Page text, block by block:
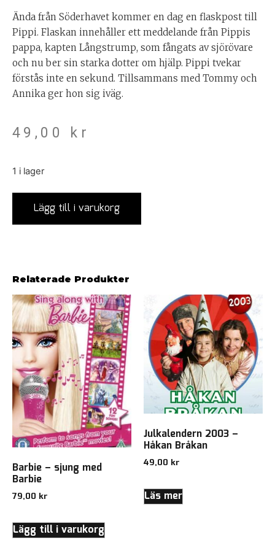
Ända från Söderhavet kommer en dag en flaskpost till
Pippi. Flaskan innehåller ett meddelande från Pippis
pappa, kapten Långstrump, som fångats av sjörövare
och nu ber sin starka dotter om hjälp. Pippi tvekar
förstås inte en sekund. Tillsammans med Tommy och
Annika ger hon sig iväg.
49,00 kr
1 i lager
Lägg till i varukorg
Relaterade Produkter
Barbie – sjung med
Barbie
79,00 kr
Lägg till i varukorg
Julkalendern 2003 –
Håkan Bråkan
49,00 kr
Läs mer